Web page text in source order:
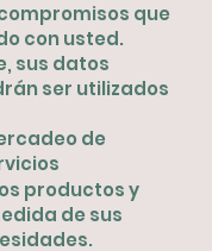
que
con usted.
sus datos
ser utilizados
de
productos y
de sus